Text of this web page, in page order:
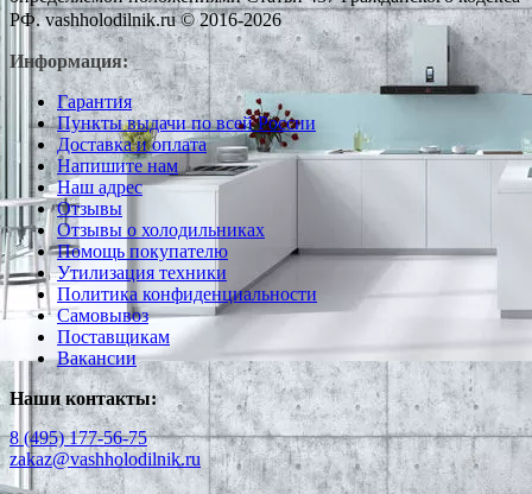
РФ. vashholodilnik.ru © 2016-2026
Информация:
Гарантия
Пункты выдачи по всей России
Доставка и оплата
Напишите нам
Наш адрес
Отзывы
Отзывы о холодильниках
Помощь покупателю
Утилизация техники
Политика конфиденциальности
Самовывоз
Поставщикам
Вакансии
Наши контакты:
8 (495) 177-56-75
zakaz@vashholodilnik.ru